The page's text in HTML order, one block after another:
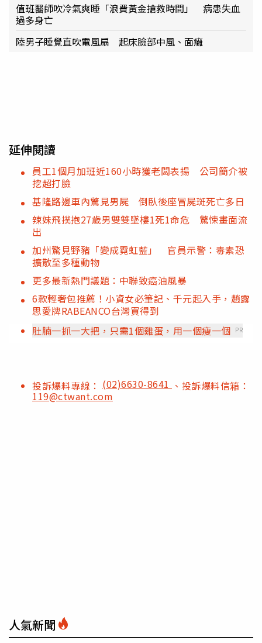
值班醫師吹冷氣爽睡「浪費黃金搶救時間」 病患失血
過多身亡
陸男子睡覺直吹電風扇 起床臉部中風、面癱
延伸閱讀
員工1個月加班近160小時獲老闆表揚 公司簡介被
挖超打臉
基隆路邊車內驚見男屍 倒臥後座冒屍斑死亡多日
辣妹飛撲抱27歲男雙雙墜樓1死1命危 驚悚畫面流
出
加州驚見野豬「變成霓虹藍」 官員示警：毒素恐
擴散至多種動物
更多最新熱門議題：中聯致癌油風暴
6款輕奢包推薦！小資女必筆記、千元起入手，趙露
思愛牌RABEANCO台灣買得到
肚腩一抓一大把，只需1個雞蛋，用一個瘦一個 PR
投訴爆料專線： (02)6630-8641 、投訴爆料信箱：
119@ctwant.com
人氣新聞